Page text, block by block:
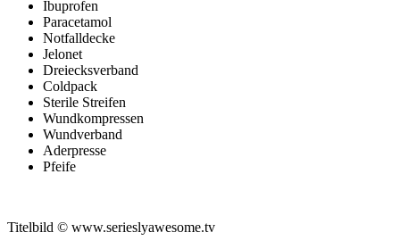
Ibuprofen
Paracetamol
Notfalldecke
Jelonet
Dreiecksverband
Coldpack
Sterile Streifen
Wundkompressen
Wundverband
Aderpresse
Pfeife
Titelbild © www.serieslyawesome.tv